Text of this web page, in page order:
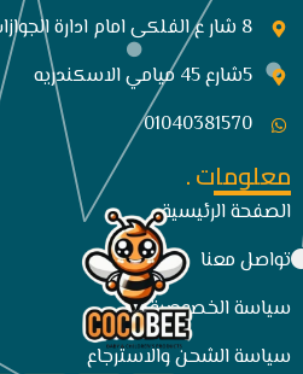
8 شار ع الفلكى امام ادارة الجوازات محطة الرمل الاسكندرية
5شارع 45 ميامي الاسكندريه
01040381570
معلومات .
الصفحة الرئيسية
تواصل معنا
سياسة الخصوصية
سياسة الشحن والاسترجاع